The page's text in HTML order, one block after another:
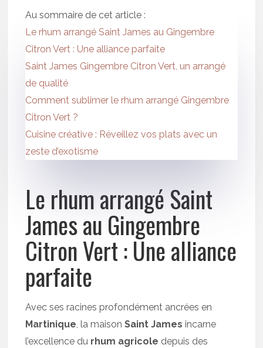
Au sommaire de cet article :
Le rhum arrangé Saint James au Gingembre
Citron Vert : Une alliance parfaite
Saint James Gingembre Citron Vert, un arrangé
de qualité
Comment sublimer le rhum arrangé Gingembre
Citron Vert ?
Cuisine créative : Réveillez vos plats avec un
zeste d’exotisme
Le rhum arrangé Saint
James au Gingembre
Citron Vert : Une alliance
parfaite
Avec ses racines profondément ancrées en
Martinique, la maisonSaint James incarne
l’excellence du rhum agricole depuis des